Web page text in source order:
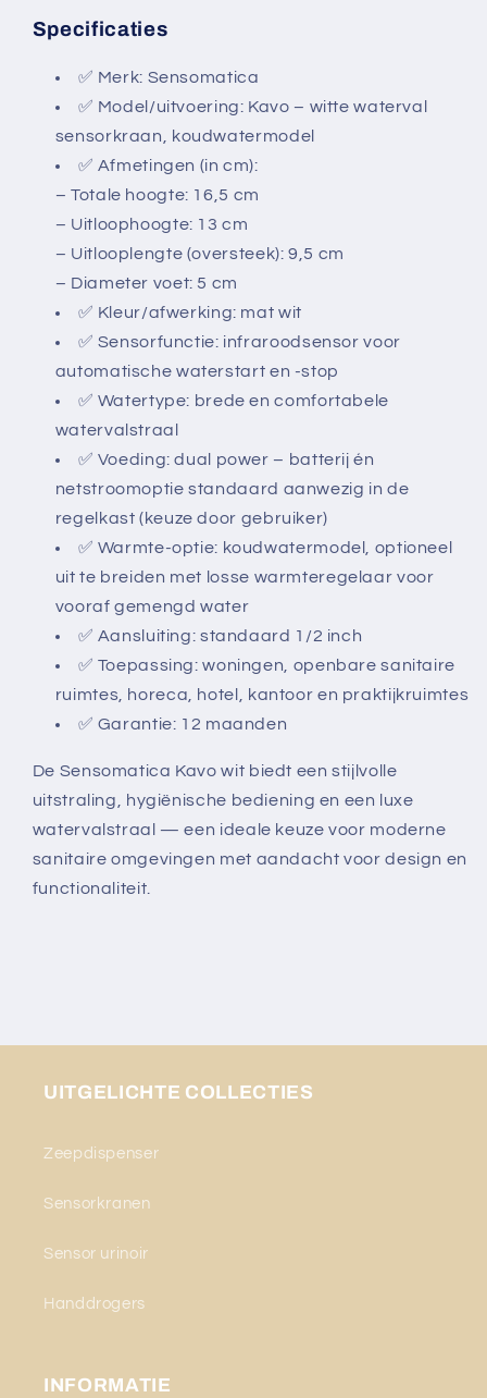
Specificaties
✅ Merk: Sensomatica
✅ Model/uitvoering: Kavo – witte waterval
sensorkraan, koudwatermodel
✅ Afmetingen (in cm):
– Totale hoogte: 16,5 cm
– Uitloophoogte: 13 cm
– Uitlooplengte (oversteek): 9,5 cm
– Diameter voet: 5 cm
✅ Kleur/afwerking: mat wit
✅ Sensorfunctie: infraroodsensor voor
automatische waterstart en -stop
✅ Watertype: brede en comfortabele
watervalstraal
✅ Voeding: dual power – batterij én
netstroomoptie standaard aanwezig in de
regelkast (keuze door gebruiker)
✅ Warmte-optie: koudwatermodel, optioneel
uit te breiden met losse warmteregelaar voor
vooraf gemengd water
✅ Aansluiting: standaard 1/2 inch
✅ Toepassing: woningen, openbare sanitaire
ruimtes, horeca, hotel, kantoor en praktijkruimtes
✅ Garantie: 12 maanden
De Sensomatica Kavo wit biedt een stijlvolle
uitstraling, hygiënische bediening en een luxe
watervalstraal — een ideale keuze voor moderne
sanitaire omgevingen met aandacht voor design en
functionaliteit.
UITGELICHTE COLLECTIES
Zeepdispenser
Sensorkranen
Sensor urinoir
Handdrogers
INFORMATIE